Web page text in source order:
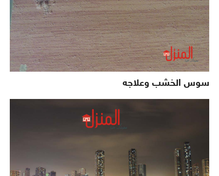
سوس الخشب وعلاجه